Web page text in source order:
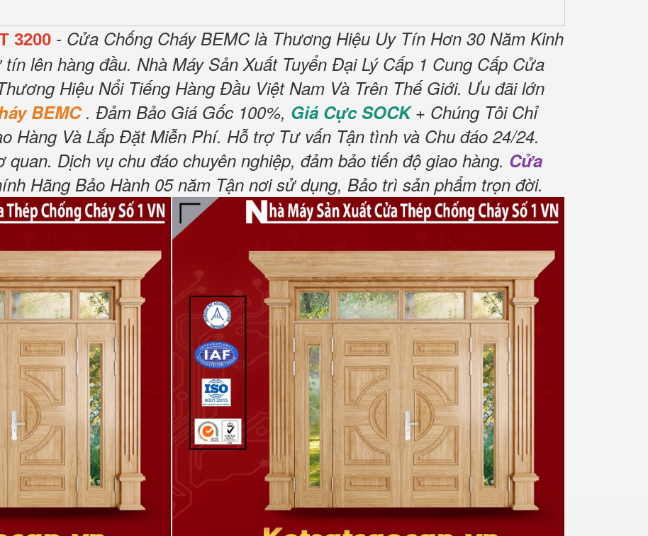
3200 - Cửa Chống Cháy BEMC là Thương Hiệu Uy Tín Hơn 30 Năm Kinh
lên hàng đầu. Nhà Máy Sản Xuất Tuyển Đại Lý Cấp 1 Cung Cấp Cửa
Hiệu Nổi Tiếng Hàng Đầu Việt Nam Và Trên Thế Giới. Ưu đãi lớn
BEMC . Đảm Bảo Giá Gốc 100%, Giá Cực SOCK+ Chúng Tôi Chỉ
Hàng Và Lắp Đặt Miễn Phí. Hỗ trợ Tư vấn Tận tình và Chu đáo 24/24.
quan. Dịch vụ chu đáo chuyên nghiệp, đảm bảo tiến độ giao hàng. Cửa
Hãng Bảo Hành 05 năm Tận nơi sử dụng, Bảo trì sản phẩm trọn đời.